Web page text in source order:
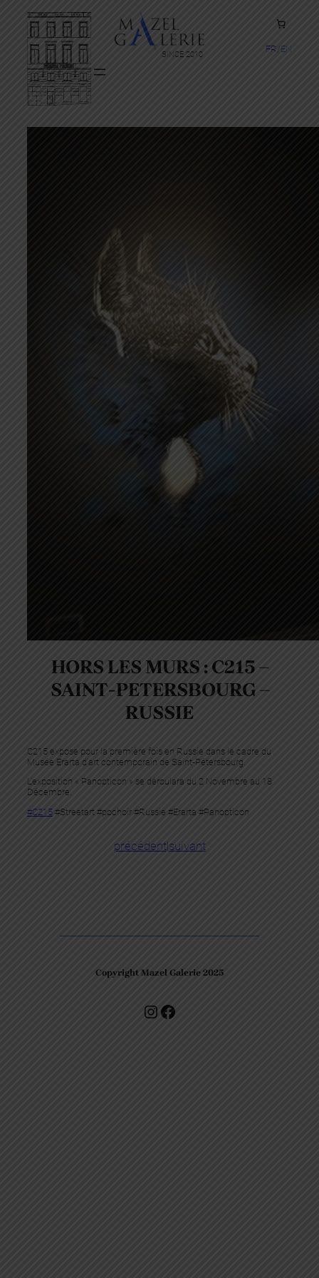
SINCE 2010
FR EN
HORS LES MURS : C215 –
SAINT-PETERSBOURG –
RUSSIE
C215 expose pour la première fois en Russie dans le cadre du
Musée Erarta d’art contemporain de Saint-Pétersbourg.
L’exposition « Panopticon » se déroulara du 2 Novembre au 18
Décembre.
#C215 #Streetart #pochoir #Russie #Erarta #Panopticon
précédent| suivant
Copyright Mazel Galerie 2025
Check our photos on Instagram ! Facebook